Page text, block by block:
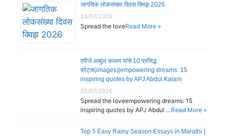
जागतिक लोकसंख्या दिवस क्विझ 2026
23/07/2026
Spread the loveRead More »
एपीजे अब्दुल कलाम यांचे 10 प्रसिद्ध
कोट्स(images)|empowering dreams: 15
inspiring quotes by APJ Abdul Kalam
20/07/2026
Spread the loveempowering dreams: 15
inspiring quotes by APJ Abdul …Read More »
Top 5 Easy Rainy Season Essays in Marathi |